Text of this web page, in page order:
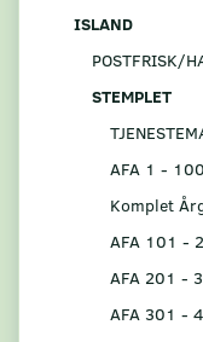
ISLAND
POSTFRISK/
STEMPLET
AFA 1 - 100
Komplet
AFA 101 -
AFA 201 -
AFA 301 -